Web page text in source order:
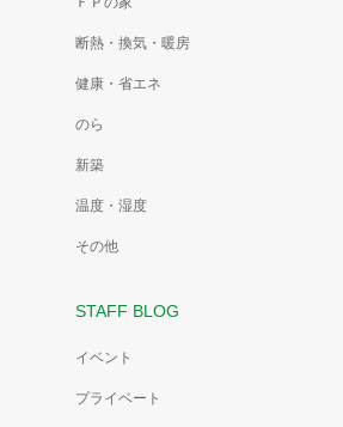
断熱・換気・暖房
健康・省エネ
のら
新築
温度・湿度
その他
STAFF BLOG
イベント
プライベート